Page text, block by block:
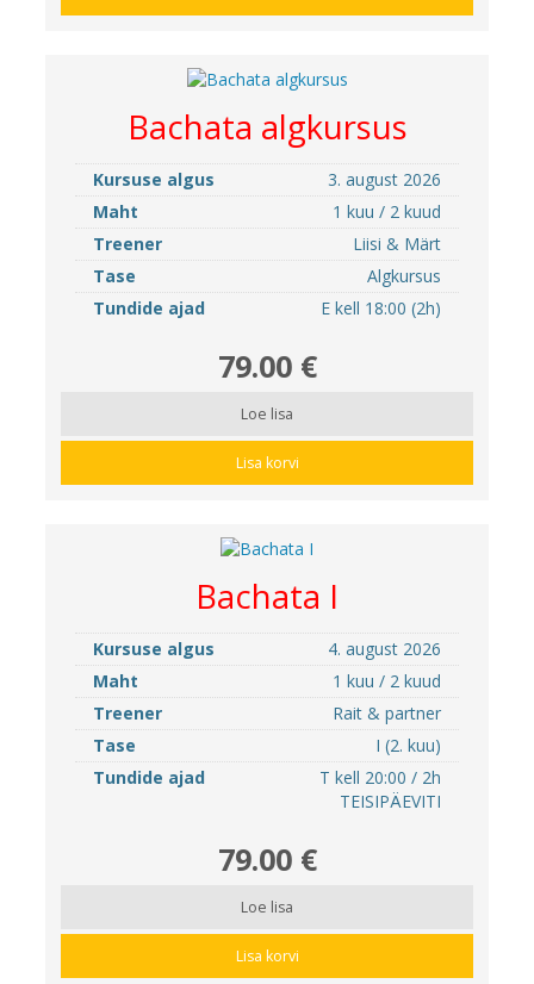
Bachata algkursus
Kursuse algus
3. august 2026
Maht
1 kuu / 2 kuud
Treener
Liisi & Märt
Tase
Algkursus
Tundide ajad
E kell 18:00 (2h)
79.00 €
Loe lisa
Lisa korvi
Bachata I
Kursuse algus
4. august 2026
Maht
1 kuu / 2 kuud
Treener
Rait & partner
Tase
I (2. kuu)
Tundide ajad
T kell 20:00 / 2h
TEISIPÄEVITI
79.00 €
Loe lisa
Lisa korvi